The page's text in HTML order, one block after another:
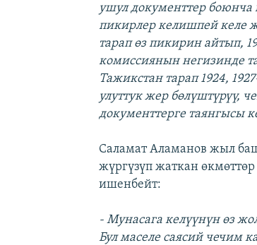
ушул документтер боюнча
пикирлер келишпей келе
тарап өз пикирин айтып,
комиссиянын негизинде
Тажикстан тарап 1924,
улуттук жер бөлүштүрүү,
документтерге таянгысы
Саламат Аламанов жыл
жүргүзүп жаткан
ишенбейт:
- Мунасага келүүнүн өз
Бул маселе саясий чечим